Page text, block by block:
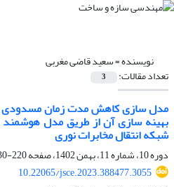
نویسنده =سعید قاضی مغربی
تعداد مقالات: 3
مدل سازی کاهش مدت زمان مسدودی
بهینه سازی آن از طریق مدل هوشمند
شبکه انتقال مخابرات نوری
دوره 10، شماره 11، بهمن 1402، صفحه
220-230
10.22065/jsce.2023.388477.3055